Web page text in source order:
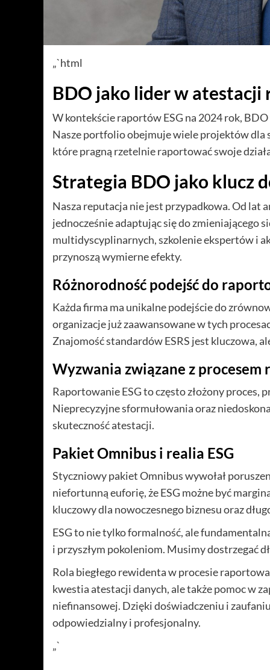
„`html
BDO jako lider w atestacji
W kontekście raportów ESG na 2024 rok,
Nasze portfolio obejmuje wiele projektów dla
które pragną rzetelnie raportować swoje
Strategia BDO jako klucz
Nasza reputacja nie jest przypadkowa. Od lat
jednocześnie adaptując się do zmieniającego
multidyscyplinarnych, szkolenie ekspertów i
przynoszą wymierne efekty.
Różnorodność podejść do
Każda firma ma unikalne podejście do
organizacje już zaawansowane w tych
Znajomość standardów ESRS jest kluczowa,
Wyzwania związane z
Raportowanie ESG to często złożony
Nieprecyzyjne sformułowania oraz
skuteczność atestacji.
Pakiet Omnibus i realia ESG
Styczniowy pakiet Omnibus wywołał
niefortunną euforię, że ESG możne być
kluczowy dla nowoczesnego biznesu oraz
ESG to nie tylko formalność, ale
i przyszłym pokoleniom. Musimy dostrzegać
Rola biegłego rewidenta w procesie
kwestia atestacji danych, ale także pomoc w
niefinansowej. Dzięki doświadczeniu i
odpowiedzialny i profesjonalny.
„`